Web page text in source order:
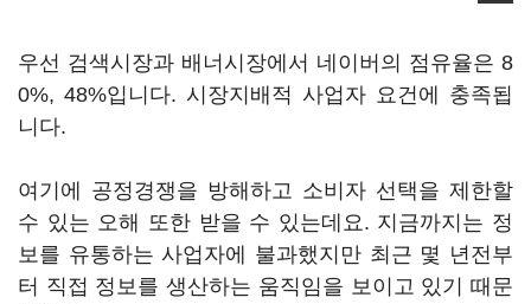
우선 검색시장과 배너시장에서 네이버의 점유율은 8
0%, 48%입니다. 시장지배적 사업자 요건에 충족됩
니다.
여기에 공정경쟁을 방해하고 소비자 선택을 제한할
수 있는 오해 또한 받을 수 있는데요. 지금까지는 정
보를 유통하는 사업자에 불과했지만 최근 몇 년전부
터 직접 정보를 생산하는 움직임을 보이고 있기 때문